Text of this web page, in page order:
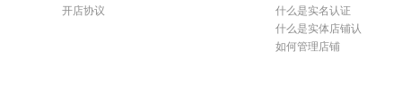
开店协议
什么是实名认证
什么是实体店铺认
证
如何管理店铺